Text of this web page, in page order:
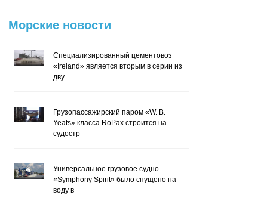
Морские новости
Специализированный цементовоз
«Ireland» является вторым в серии из
дву
Грузопассажирский паром «W. B.
Yeats» класса RoPax строится на
судостр
Универсальное грузовое судно
«Symphony Spirit» было спущено на
воду в